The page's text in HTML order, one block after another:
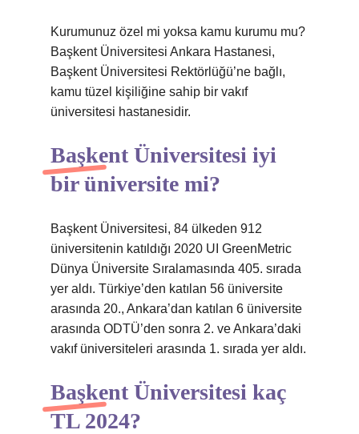
Kurumunuz özel mi yoksa kamu kurumu mu?
Başkent Üniversitesi Ankara Hastanesi,
Başkent Üniversitesi Rektörlüğü’ne bağlı,
kamu tüzel kişiliğine sahip bir vakıf
üniversitesi hastanesidir.
Başkent Üniversitesi iyi
bir üniversite mi?
Başkent Üniversitesi, 84 ülkeden 912
üniversitenin katıldığı 2020 UI GreenMetric
Dünya Üniversite Sıralamasında 405. sırada
yer aldı. Türkiye’den katılan 56 üniversite
arasında 20., Ankara’dan katılan 6 üniversite
arasında ODTÜ’den sonra 2. ve Ankara’daki
vakıf üniversiteleri arasında 1. sırada yer aldı.
Başkent Üniversitesi kaç
TL 2024?